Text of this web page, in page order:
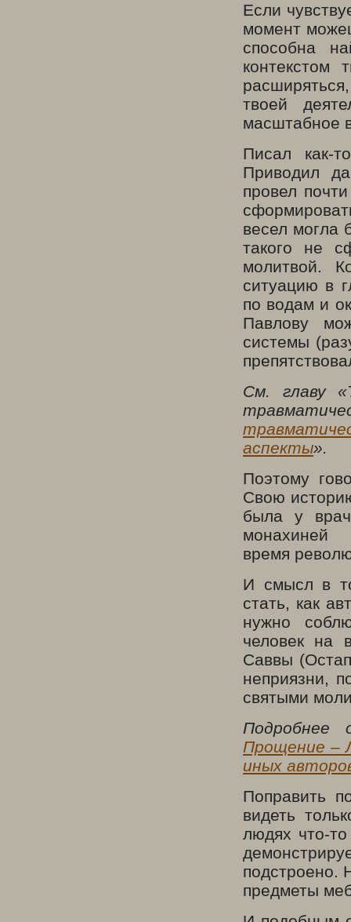
Если
момент
способна
контекстом
твоей
масштабное
Писал как-
Приводил
провел
весел могла
такого не
молитвой.
ситуацию в
по водам и
Павлову
системы
См. главу
аспекты».
Поэтому
Свою
была у
время
И смысл в
стать, как
нужно
человек на
Саввы
неприязни,
святыми
Подробнее
Прощение
иных
Поправить
видеть
людях что-
подстроено.
предметы